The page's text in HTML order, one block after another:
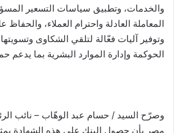
والخدمات، وتطبيق سياسات التسعير
المعاملة العادلة واحترام العملاء، والحفاظ
وتوفير آليات فعّالة لتلقي الشكاوى
الحوكمة وإدارة الموارد البشرية بما يدعم
وصرّح السيد / حسام عبد الوهّاب – نائب
مصر بأن حصول البنك على هذه الشهادة